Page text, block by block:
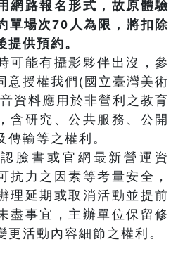
網路報名形式，故原體驗
單場次70人為限，將扣除
提供預約。
可能有攝影夥伴出沒，參
意授權我們(國立臺灣美術
資料應用於非營利之教育
含研究、公共服務、公開
傳輸等之權利。
臉書或官網最新營運資
抗力之因素等考量安全，
理延期或取消活動並提前
盡事宜，主辦單位保留修
更活動內容細節之權利。